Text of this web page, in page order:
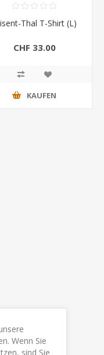
Thal T-Shirt (L)
CHF 33.00
KAUFEN
Wenn Sie
sind Sie